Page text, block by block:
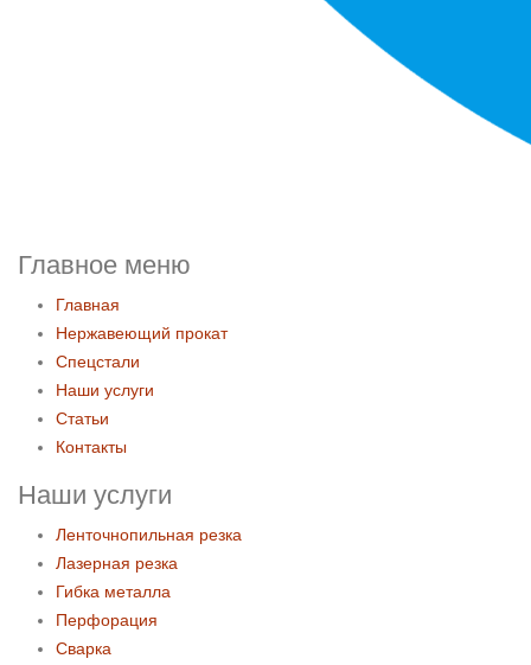
Главное меню
Главная
Нержавеющий прокат
Спецстали
Наши услуги
Статьи
Контакты
Наши услуги
Ленточнопильная резка
Лазерная резка
Гибка металла
Перфорация
Сварка